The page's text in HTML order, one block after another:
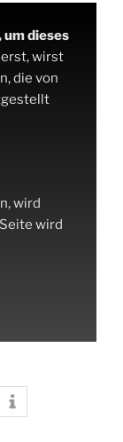
dieses
wirst
die von
wird
wird